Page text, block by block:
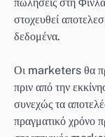
στοχευθεί
δεδομένα.
Οι marketers θα
πριν από την
συνεχώς τα
πραγματικό χρόνο